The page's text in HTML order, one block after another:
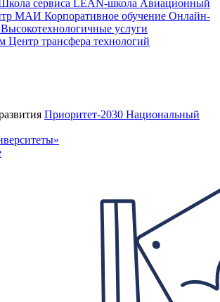
сервиса LEAN-школа Авиационный
МАИ Корпоративное обучение Онлайн-
Высокотехнологичные услуги
Центр трансфера технологий
Приоритет-2030 Национальный